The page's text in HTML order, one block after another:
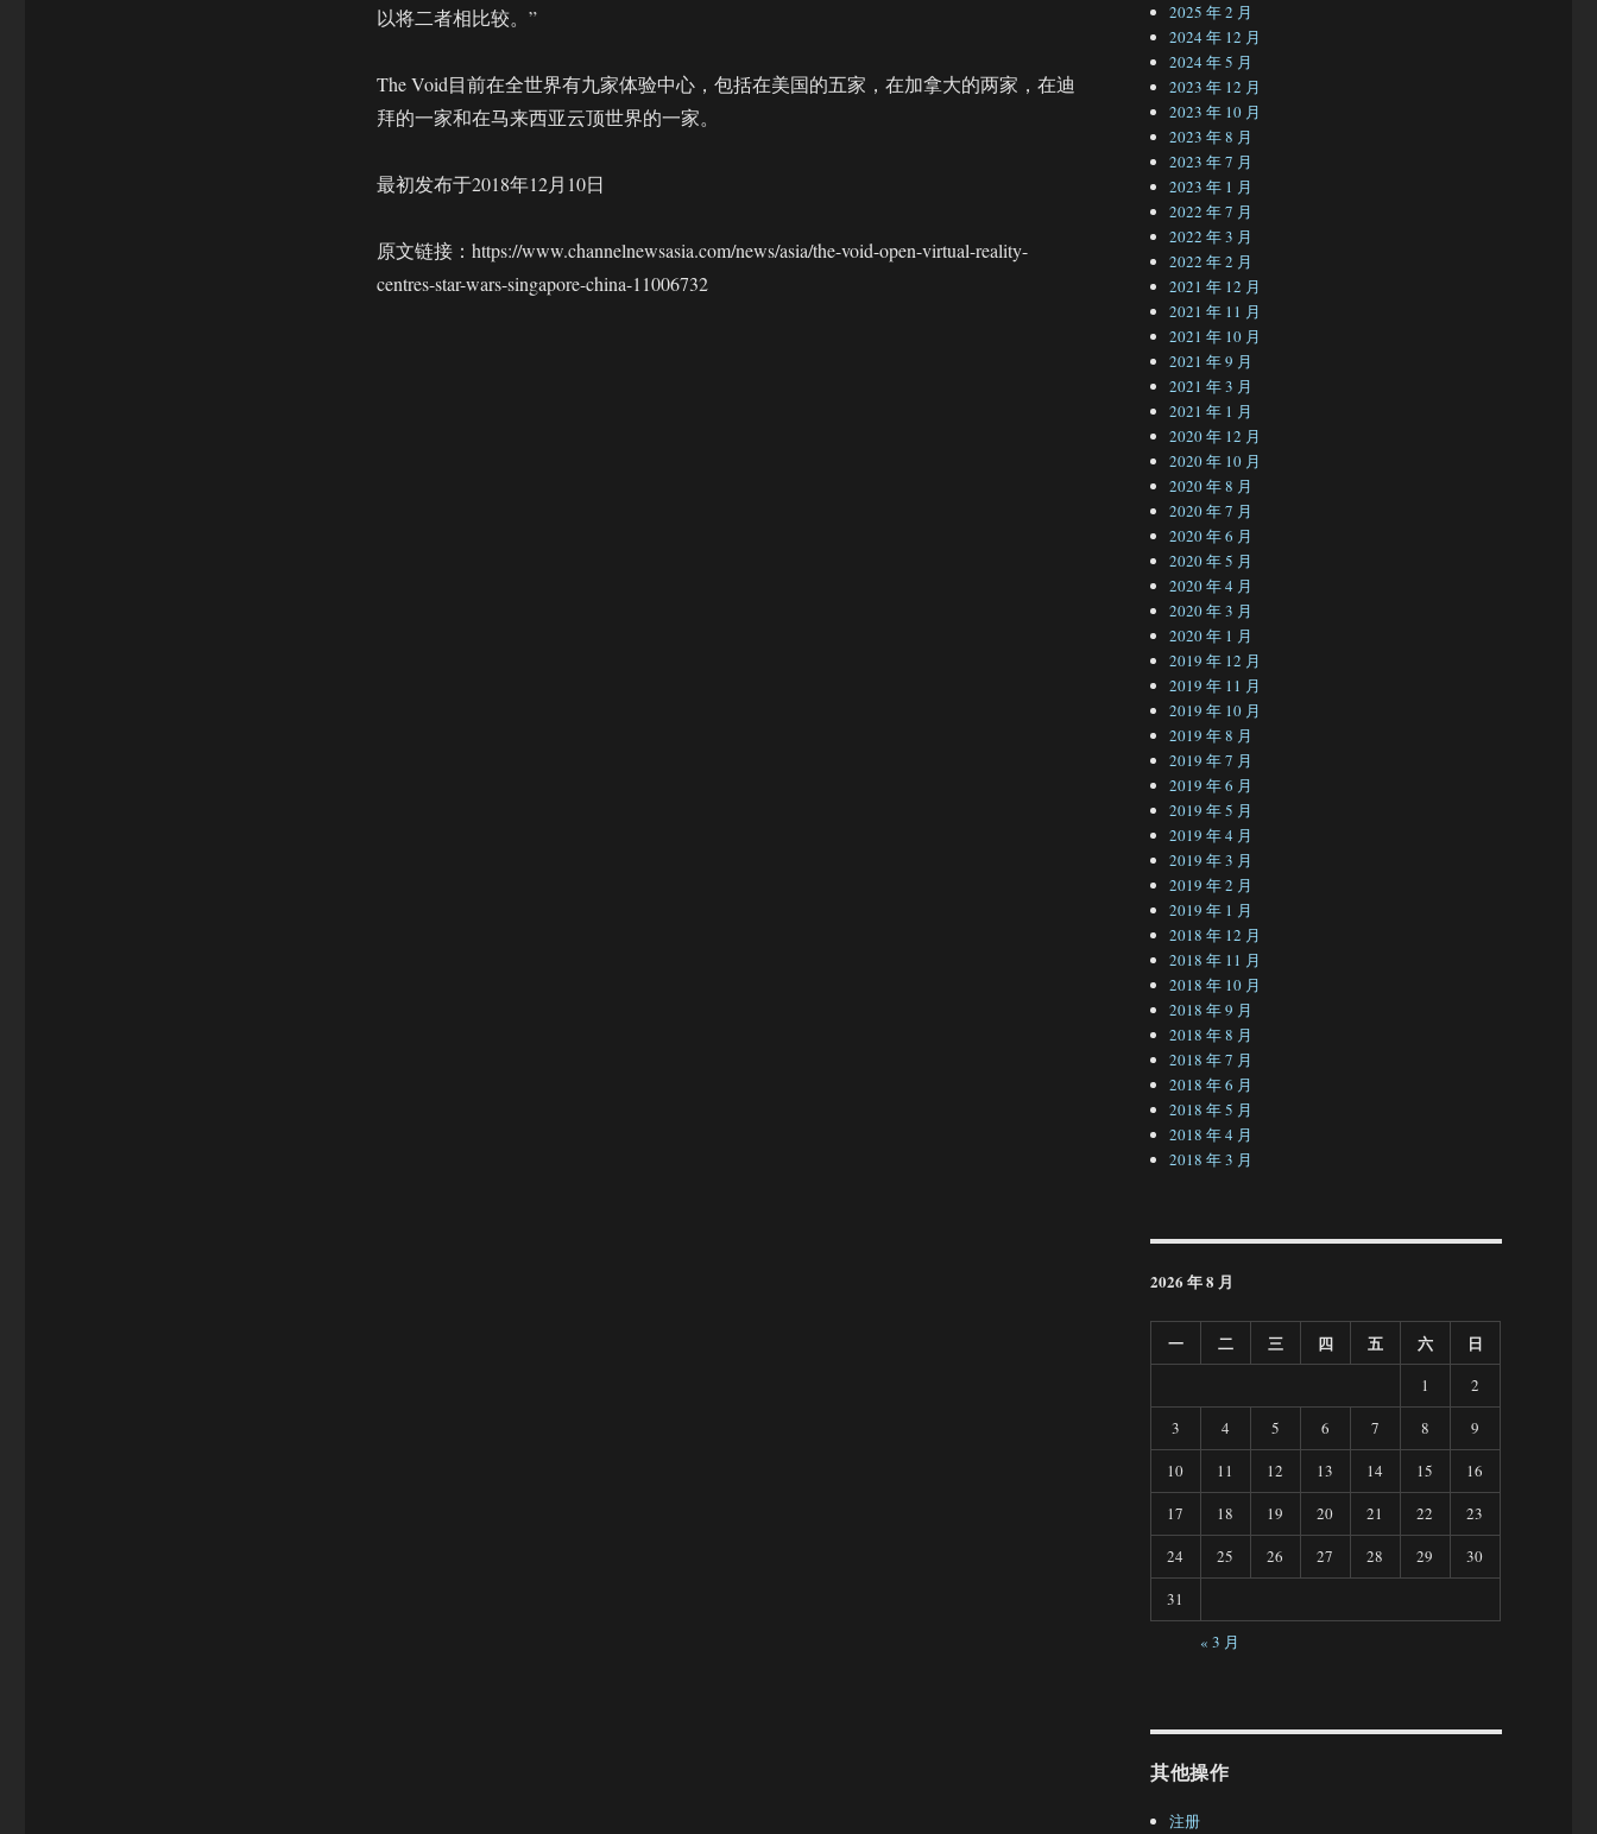
以将二者相比较。”
The Void目前在全世界有九家体验中心，包括在美国的五家，在加拿大的两家，在迪
拜的一家和在马来西亚云顶世界的一家。
最初发布于2018年12月10日
原文链接：https://www.channelnewsasia.com/news/asia/the-void-open-virtual-reality-
centres-star-wars-singapore-china-11006732
2025 年 2 月
2024 年 12 月
2024 年 5 月
2023 年 12 月
2023 年 10 月
2023 年 8 月
2023 年 7 月
2023 年 1 月
2022 年 7 月
2022 年 3 月
2022 年 2 月
2021 年 12 月
2021 年 11 月
2021 年 10 月
2021 年 9 月
2021 年 3 月
2021 年 1 月
2020 年 12 月
2020 年 10 月
2020 年 8 月
2020 年 7 月
2020 年 6 月
2020 年 5 月
2020 年 4 月
2020 年 3 月
2020 年 1 月
2019 年 12 月
2019 年 11 月
2019 年 10 月
2019 年 8 月
2019 年 7 月
2019 年 6 月
2019 年 5 月
2019 年 4 月
2019 年 3 月
2019 年 2 月
2019 年 1 月
2018 年 12 月
2018 年 11 月
2018 年 10 月
2018 年 9 月
2018 年 8 月
2018 年 7 月
2018 年 6 月
2018 年 5 月
2018 年 4 月
2018 年 3 月
2026 年 8 月
一 二 三 四 五 六 日
1
2
3
4 5 6 7 8
9
10
11 12 13 14 15
16
17
18 19 20 21 22
23
24
25 26 27 28 29
30
31
« 3 月
其他操作
注册